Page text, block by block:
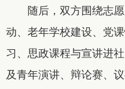
随后，双方围绕志
动、老年学校建设、党
习、思政课程与宣讲进
及青年演讲、辩论赛、